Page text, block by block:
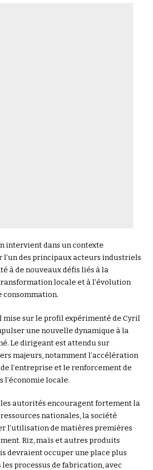
intervient dans un contexte
des principaux acteurs industriels
à de nouveaux défis liés à la
locale et à l’évolution
consommation.
mise sur le profil expérimenté de Cyril
une nouvelle dynamique à la
Le dirigeant est attendu sur
majeurs, notamment l’accélération
l’entreprise et le renforcement de
l’économie locale.
les autorités encouragent fortement la
nationales, la société
l’utilisation de matières premières
Riz, maïs et autres produits
devraient occuper une place plus
processus de fabrication, avec